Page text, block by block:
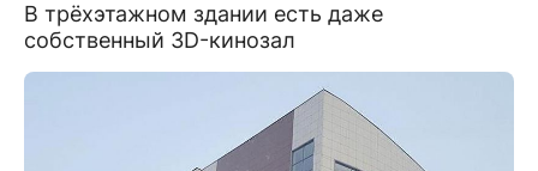
В трёхэтажном здании есть даже
собственный 3D-кинозал